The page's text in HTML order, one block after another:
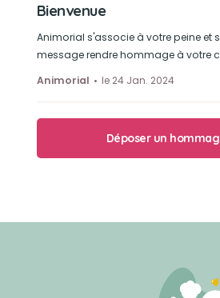
Bienvenue
Animorial s'associe à votre peine et
message rendre hommage à votre
Animorial
le 24 Jan. 2024
Déposer un